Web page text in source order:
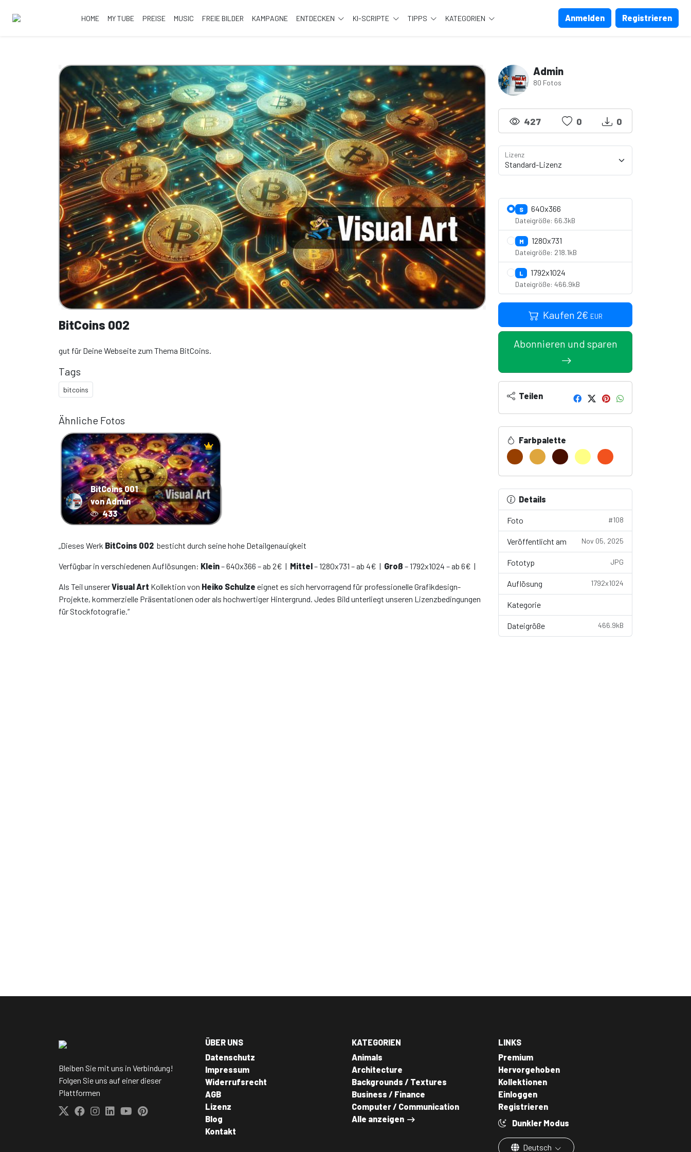
HOME MY TUBE PREISE MUSIC FREIE BILDER KAMPAGNE ENTDECKEN KI-SCRIPTE TIPPS KATEGORIEN Anmelden Registrieren
BitCoins 002
gut für Deine Webseite zum Thema BitCoins.
Tags
bitcoins
Ähnliche Fotos
BitCoins 001
von Admin
433
„Dieses Werk BitCoins 002 besticht durch seine hohe Detailgenauigkeit
Verfügbar in verschiedenen Auflösungen: Klein– 640x366 – ab 2€ | Mittel– 1280x731 – ab 4€ | Groß – 1792x1024 – ab 6€ |
Als Teil unsererVisual Art Kollektion von Heiko Schulze eignet es sich hervorragend für professionelle Grafikdesign-
Projekte, kommerzielle Präsentationen oder als hochwertiger Hintergrund. Jedes Bild unterliegt unseren Lizenzbedingungen
für Stockfotografie.“
Admin
80 Fotos
427 0 0
Lizenz
S 640x366
Dateigröße: 66.3kB
M 1280x731
Dateigröße: 218.1kB
L 1792x1024
Dateigröße: 466.9kB
Kaufen 2€ EUR
Abonnieren und sparen
Teilen
Farbpalette
Details
Foto #108
Veröffentlicht am Nov 05, 2025
Fototyp JPG
Auflösung 1792x1024
Kategorie
Dateigröße 466.9kB
Bleiben Sie mit uns in Verbindung!
Folgen Sie uns auf einer dieser
Plattformen
ÜBER UNS
Datenschutz
Impressum
Widerrufsrecht
AGB
Lizenz
Blog
Kontakt
KATEGORIEN
Animals
Architecture
Backgrounds / Textures
Business / Finance
Computer / Communication
Alle anzeigen
LINKS
Premium
Hervorgehoben
Kollektionen
Einloggen
Registrieren
Dunkler Modus
Deutsch